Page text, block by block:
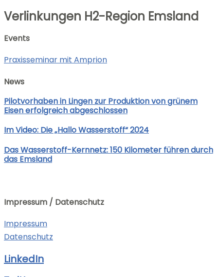
Verlinkungen H2-Region Emsland
Events
Praxisseminar mit Amprion
News
Pilotvorhaben in Lingen zur Produktion von grünem
Eisen erfolgreich abgeschlossen
Im Video: Die „Hallo Wasserstoff“ 2024
Das Wasserstoff-Kernnetz: 150 Kilometer führen durch
das Emsland
Impressum / Datenschutz
Impressum
Datenschutz
LinkedIn